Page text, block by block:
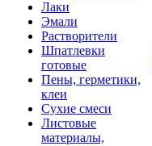
Лаки
Эмали
Растворители
Шпатлевки
готовые
Пены, герметики,
клеи
Сухие смеси
Листовые
материалы,